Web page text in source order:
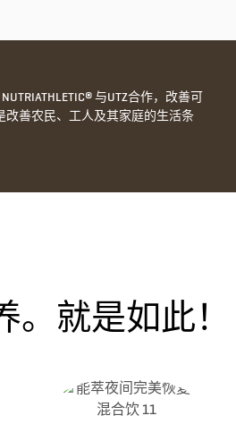
与UTZ合作，改善可
改善农民、工人及其家庭的生活条
就是如此！